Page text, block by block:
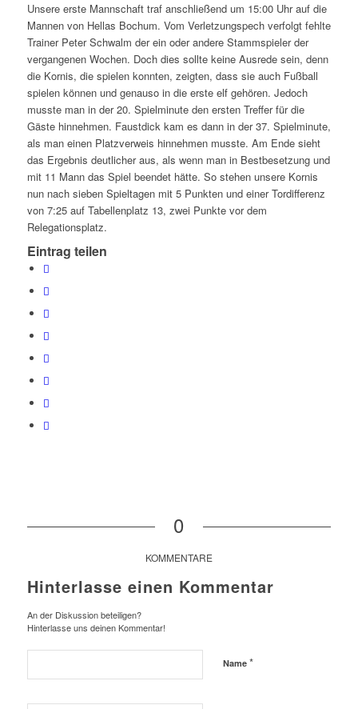
Unsere erste Mannschaft traf anschließend um 15:00 Uhr auf die
Mannen von Hellas Bochum. Vom Verletzungspech verfolgt fehlte
Trainer Peter Schwalm der ein oder andere Stammspieler der
vergangenen Wochen. Doch dies sollte keine Ausrede sein, denn
die Kornis, die spielen konnten, zeigten, dass sie auch Fußball
spielen können und genauso in die erste elf gehören. Jedoch
musste man in der 20. Spielminute den ersten Treffer für die
Gäste hinnehmen. Faustdick kam es dann in der 37. Spielminute,
als man einen Platzverweis hinnehmen musste. Am Ende sieht
das Ergebnis deutlicher aus, als wenn man in Bestbesetzung und
mit 11 Mann das Spiel beendet hätte. So stehen unsere Kornis
nun nach sieben Spieltagen mit 5 Punkten und einer Tordifferenz
von 7:25 auf Tabellenplatz 13, zwei Punkte vor dem
Relegationsplatz.
Eintrag teilen
0
KOMMENTARE
Hinterlasse einen Kommentar
An der Diskussion beteiligen?
Hinterlasse uns deinen Kommentar!
Name *